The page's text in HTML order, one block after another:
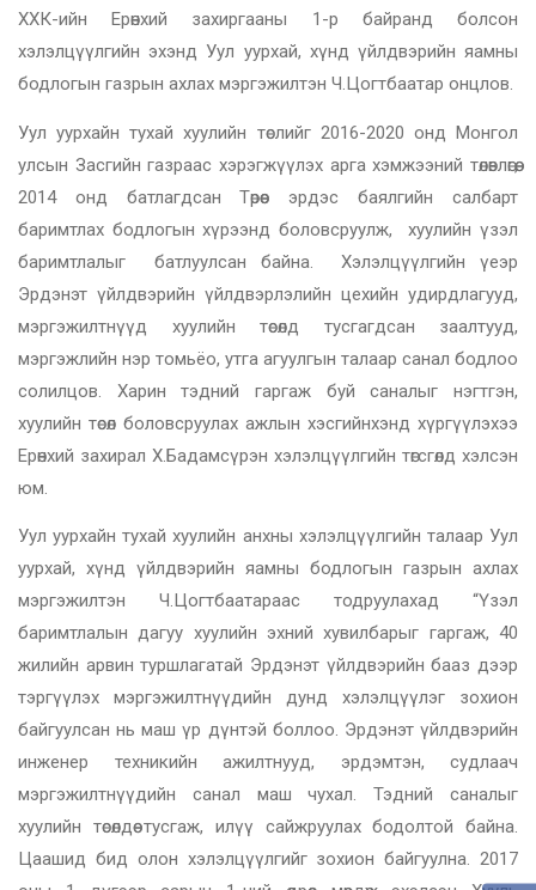
ХХК-ийн Ерөнхий захиргааны 1-р байранд болсон
хэлэлцүүлгийн эхэнд Уул уурхай, хүнд үйлдвэрийн яамны
бодлогын газрын ахлах мэргэжилтэн Ч.Цогтбаатар онцлов.
Уул уурхайн тухай хуулийн төслийг 2016-2020 онд Монгол
улсын Засгийн газраас хэрэгжүүлэх арга хэмжээний төлөвлөгөө,
2014 онд батлагдсан Төрөөс эрдэс баялгийн салбарт
баримтлах бодлогын хүрээнд боловсруулж, хуулийн үзэл
баримтлалыг батлуулсан байна. Хэлэлцүүлгийн үеэр
Эрдэнэт үйлдвэрийн үйлдвэрлэлийн цехийн удирдлагууд,
мэргэжилтнүүд хуулийн төсөлд тусгагдсан заалтууд,
мэргэжлийн нэр томьёо, утга агуулгын талаар санал бодлоо
солилцов. Харин тэдний гаргаж буй саналыг нэгтгэн,
хуулийн төсөл боловсруулах ажлын хэсгийнхэнд хүргүүлэхээ
Ерөнхий захирал Х.Бадамсүрэн хэлэлцүүлгийн төгсгөлд хэлсэн
юм.
Уул уурхайн тухай хуулийн анхны хэлэлцүүлгийн талаар Уул
уурхай, хүнд үйлдвэрийн яамны бодлогын газрын ахлах
мэргэжилтэн Ч.Цогтбаатараас тодруулахад “Үзэл
баримтлалын дагуу хуулийн эхний хувилбарыг гаргаж, 40
жилийн арвин туршлагатай Эрдэнэт үйлдвэрийн бааз дээр
тэргүүлэх мэргэжилтнүүдийн дунд хэлэлцүүлэг зохион
байгуулсан нь маш үр дүнтэй боллоо. Эрдэнэт үйлдвэрийн
инженер техникийн ажилтнууд, эрдэмтэн, судлаач
мэргэжилтнүүдийн санал маш чухал. Тэдний саналыг
хуулийн төсөлдөө тусгаж, илүү сайжруулах бодолтой байна.
Цаашид бид олон хэлэлцүүлгийг зохион байгуулна. 2017